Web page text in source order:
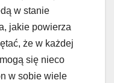
w stanie
jakie powierza
że w każdej
się nieco
w sobie wiele